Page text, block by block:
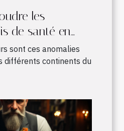
les
de santé en
sont ces anomalies
différents continents du